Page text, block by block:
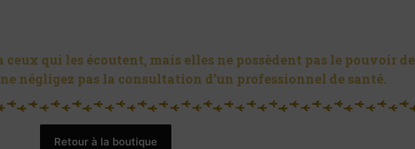
qui les écoutent, mais elles ne possèdent pas le pouvoir
négligez pas la consultation d’un professionnel de santé.
Retour à la boutique